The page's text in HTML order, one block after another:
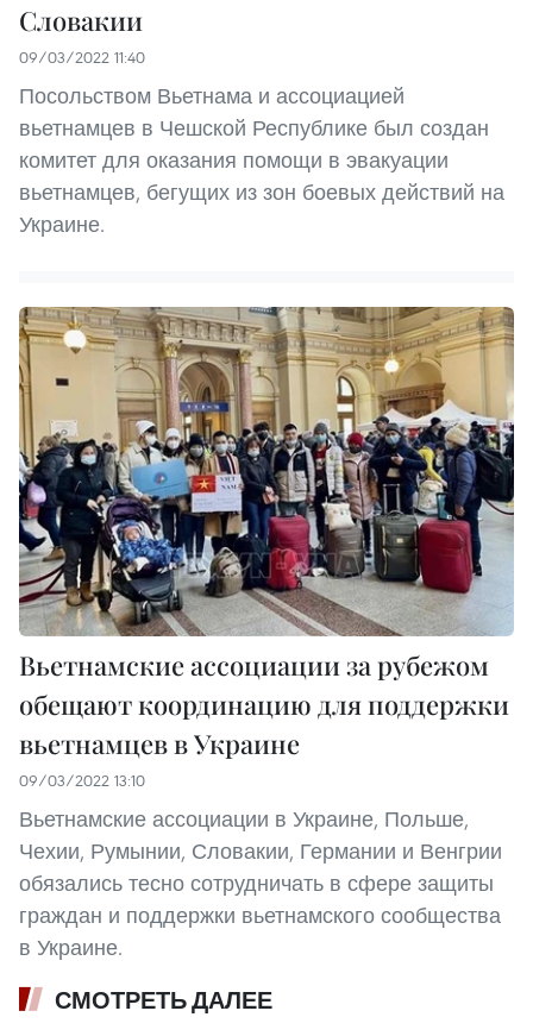
Словакии
09/03/2022 11:40
Посольством Вьетнама и ассоциацией
вьетнамцев в Чешской Республике был создан
комитет для оказания помощи в эвакуации
вьетнамцев, бегущих из зон боевых действий на
Украине.
Вьетнамские ассоциации за рубежом
обещают координацию для поддержки
вьетнамцев в Украине
09/03/2022 13:10
Вьетнамские ассоциации в Украине, Польше,
Чехии, Румынии, Словакии, Германии и Венгрии
обязались тесно сотрудничать в сфере защиты
граждан и поддержки вьетнамского сообщества
в Украине.
СМОТРЕТЬ ДАЛЕЕ